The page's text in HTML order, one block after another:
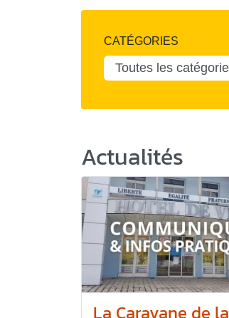
CATÉGORIES
Actualités
La Caravane de la